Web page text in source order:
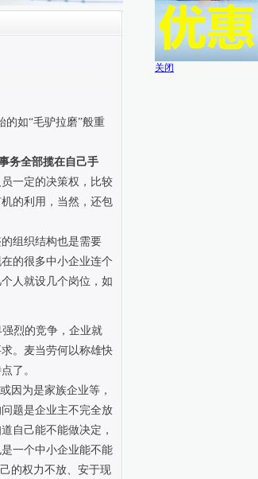
如“毛驴拉磨”般重
务全部揽在自己手
一定的决策权，比较
的利用，当然，还包
组织结构也是需要
的很多中小企业连个
人就设几个岗位，如
烈的竞争，企业就
。麦当劳何以称雄快
了。
因为是家族企业等，
题是企业主不完全放
自己能不能做决定，
一个中小企业能不能
的权力不放、安于现
关闭